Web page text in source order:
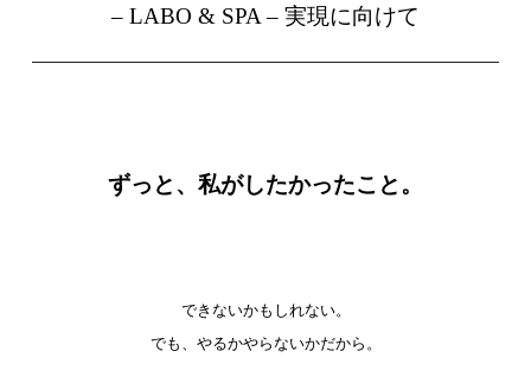
– LABO & SPA – 実現に向けて
ずっと、私がしたかったこと。
できないかもしれない。
でも、やるかやらないかだから。